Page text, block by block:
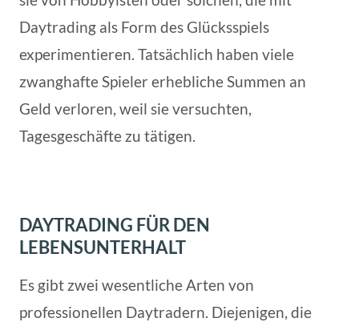
Daytrading als Form des Glücksspiels
experimentieren. Tatsächlich haben viele
zwanghafte Spieler erhebliche Summen an
Geld verloren, weil sie versuchten,
Tagesgeschäfte zu tätigen.
DAYTRADING FÜR DEN
LEBENSUNTERHALT
Es gibt zwei wesentliche Arten von
professionellen Daytradern. Diejenigen, die